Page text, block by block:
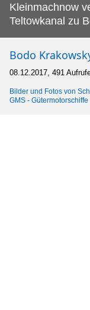
Kleinmachnow
Teltowkanal zu
Bodo
08.12.2017, 491
Bilder und Fotos von
GMS - Gütermotorschiffe